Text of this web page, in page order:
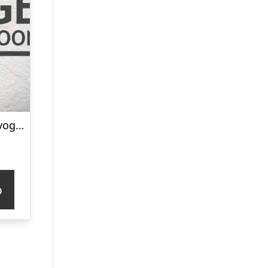
Gardena Slangevogn CleverRoll Easy Metal M m. 25 m FLEX slange 13 mm (1/2″), sæt – 18547-20